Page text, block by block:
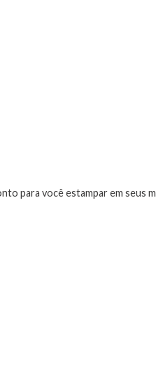
para você estampar em seus